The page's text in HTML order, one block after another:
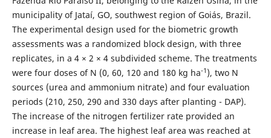
municipality of Jataí, GO, southwest region of Goiás, Brazil.
The experimental design used for the biometric growth
assessments was a randomized block design, with three
replicates, in a 4 × 2 × 4 subdivided scheme. The treatments
were four doses of N (0, 60, 120 and 180 kg ha-1 ), two N
sources (urea and ammonium nitrate) and four evaluation
periods (210, 250, 290 and 330 days after planting - DAP).
The increase of the nitrogen fertilizer rate provided an
increase in leaf area. The highest leaf area was reached at